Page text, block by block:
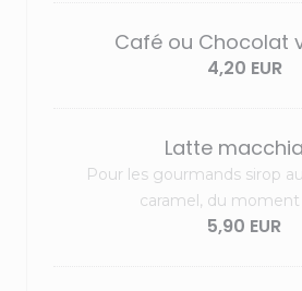
Café ou Chocolat
4,20 EUR
Latte
Pour les gourmands sirop
caramel, du
5,90 EUR